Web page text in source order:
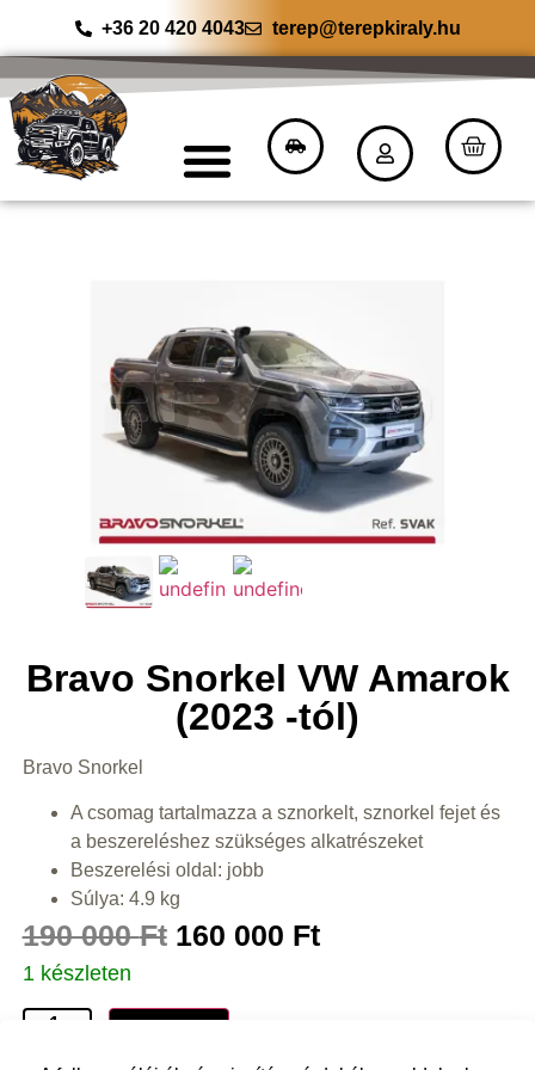
+36 20 420 4043 terep@terepkiraly.hu
Bravo Snorkel VW Amarok
(2023 -tól)
Bravo Snorkel
A csomag tartalmazza a sznorkelt, sznorkel fejet és
a beszereléshez szükséges alkatrészeket
Beszerelési oldal: jobb
Súlya: 4.9 kg
190 000Ft 160 000 Ft
1 készleten